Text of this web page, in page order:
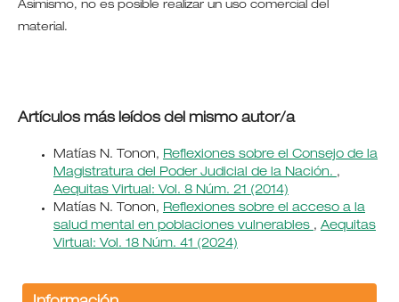
Asimismo, no es posible realizar un uso comercial del
material.
Artículos más leídos del mismo autor/a
Matías N. Tonon, Reflexiones sobre el Consejo de la
Magistratura del Poder Judicial de la Nación. ,
Aequitas Virtual: Vol. 8 Núm. 21 (2014)
Matías N. Tonon, Reflexiones sobre el acceso a la
salud mental en poblaciones vulnerables , Aequitas
Virtual: Vol. 18 Núm. 41 (2024)